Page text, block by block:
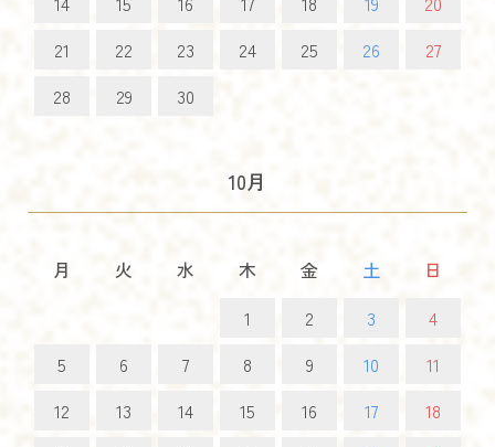
21
22 23 24 25 26
27
28
29 30
10月
月 火 水 木 金 土
日
1
2 3
4
5
6 7 8 9 10
11
12
13 14 15 16 17
18